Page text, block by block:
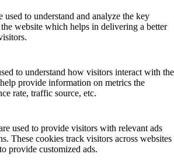
used to understand and analyze the key
website which helps in delivering a better
to understand how visitors interact with the
provide information on metrics the
rate, traffic source, etc.
used to provide visitors with relevant ads
These cookies track visitors across websites
provide customized ads.